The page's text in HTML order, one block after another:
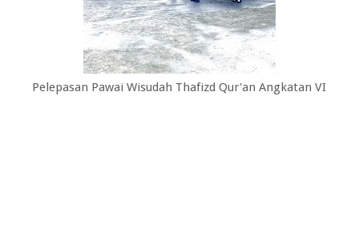
Pelepasan Pawai Wisudah Thafizd Qur'an Angkatan VI